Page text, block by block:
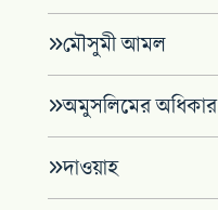
মৌসুমী আমল
অমুসলিমের অধিকার
দাওয়াহ